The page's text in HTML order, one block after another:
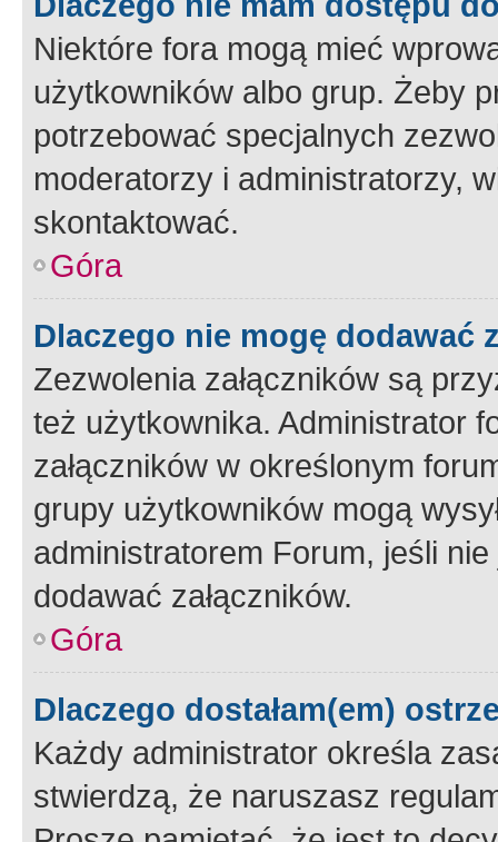
Niektóre fora mogą mieć
użytkowników albo grup. Żeby
potrzebować specjalnych
moderatorzy i administratorzy,
skontaktować.
Góra
Dlaczego nie mogę dodawać
Zezwolenia załączników są
też użytkownika. Administrator
załączników w określonym
grupy użytkowników mogą
administratorem Forum, jeśli
dodawać załączników.
Góra
Dlaczego dostałam(em)
Każdy administrator określa
stwierdzą, że naruszasz